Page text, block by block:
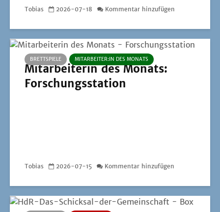
Tobias 2026-07-18 Kommentar hinzufügen
BRETTSPIELE MITARBEITER:IN DES MONATS
Mitarbeiterin des Monats:
Forschungsstation
Tobias 2026-07-15 Kommentar hinzufügen